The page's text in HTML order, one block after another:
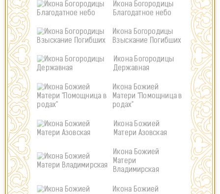
Икона Богородицы
Благодатное небо
Икона Богородицы
Взыскание Погибших
Икона Богородицы
Державная
Икона Божией
Матери "Помощница в
родах"
Икона Божией
Матери Азовская
Икона Божией
Матери
Владимирская
Икона Божией